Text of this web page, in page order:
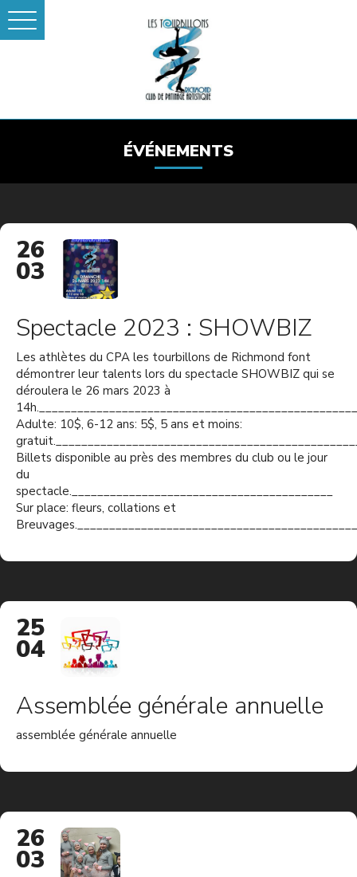
ÉVÉNEMENTS
26
03
Spectacle 2023 : SHOWBIZ
Les athlètes du CPA les tourbillons de Richmond font
démontrer leur talents lors du spectacle SHOWBIZ qui se
déroulera le 26 mars 2023 à
Adulte: 10$, 6-12 ans: 5$, 5 ans et moins:
Billets disponible au près des membres du club ou le jour
du
spectacle._________________________________________
Sur place: fleurs, collations et
25
04
Assemblée générale annuelle
assemblée générale annuelle
26
03